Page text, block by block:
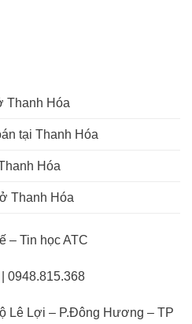
Thanh Hóa
tại Thanh Hóa
Hóa
Thanh Hóa
– Tin học ATC
0948.815.368
Lê Lợi – P.Đông Hương – TP